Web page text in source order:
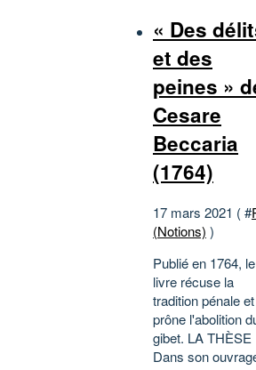
« Des
et des
peines »
Cesare
Beccaria
(1764)
17 mars 2021 ( #
(Notions) )
Publié en 1764, le
livre récuse la
tradition pénale et
prône l'abolition
gibet. LA THÈSE
Dans son